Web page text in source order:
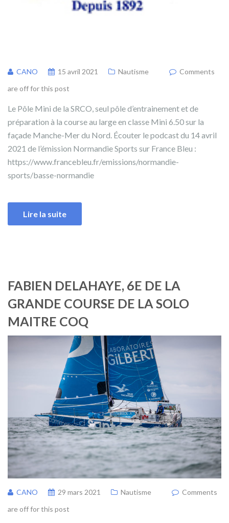
CANO 15 avril 2021 Nautisme
Comments
are off for this post
Le Pôle Mini de la SRCO, seul pôle d’entrainement et de
préparation à la course au large en classe Mini 6.50 sur la
façade Manche-Mer du Nord. Écouter le podcast du 14 avril
2021 de l’émission Normandie Sports sur France Bleu :
https://www.francebleu.fr/emissions/normandie-
sports/basse-normandie
Lire la suite
FABIEN DELAHAYE, 6E DE LA
GRANDE COURSE DE LA SOLO
MAITRE COQ
CANO 29 mars 2021 Nautisme
Comments
are off for this post